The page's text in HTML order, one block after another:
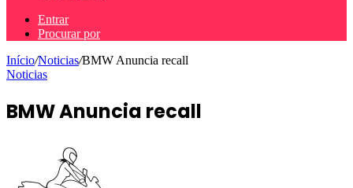
Entrar
Procurar por
Início/Noticias/BMW Anuncia recall
Noticias
BMW Anuncia recall